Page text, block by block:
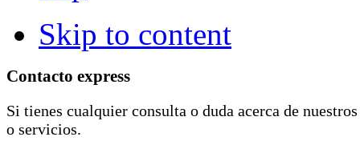
Skip to content
Contacto express
Si tienes cualquier consulta o duda acerca de
o servicios.